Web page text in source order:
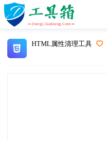
HTML属性清理工具